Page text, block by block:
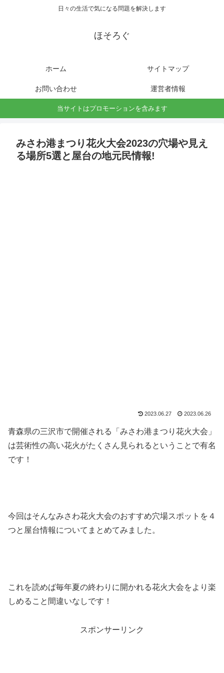
日々の生活で気になる問題を解決します
ほそろぐ
ホーム サイトマップ
お問い合わせ 運営者情報
当サイトはプロモーションを含みます
みさわ港まつり花火大会2023の穴場や見え
る場所5選と屋台の地元民情報!
2023.06.27 2023.06.26
青森県の三沢市で開催される「みさわ港まつり花火大会」
は芸術性の高い花火がたくさん見られるということで有名
です！
今回はそんなみさわ花火大会のおすすめ穴場スポットを４
つと屋台情報についてまとめてみました。
これを読めば毎年夏の終わりに開かれる花火大会をより楽
しめること間違いなしです！
スポンサーリンク